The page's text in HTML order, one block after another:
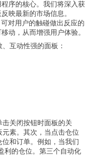
序的核心。我们将深入获
映最新的市场信息。
对用户的触碰做出反应的
动，从而增强用户体验。
互动性强的面板：
关闭按钮时面板的关
素。其次，当点击仓位
和订单。例如，当我们
利的仓位。第三个自动化